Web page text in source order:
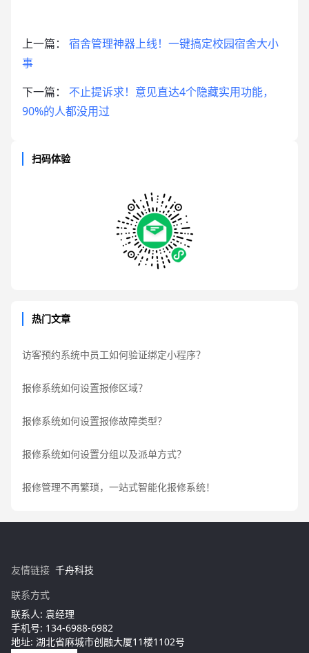
上一篇： 宿舍管理神器上线！一键搞定校园宿舍大小
事
下一篇： 不止提诉求！意见直达4个隐藏实用功能，
90%的人都没用过
扫码体验
热门文章
访客预约系统中员工如何验证绑定小程序？
报修系统如何设置报修区域？
报修系统如何设置报修故障类型？
报修系统如何设置分组以及派单方式？
报修管理不再繁琐，一站式智能化报修系统！
友情链接 千舟科技
联系方式
联系人: 袁经理
手机号: 134-6988-6982
地址: 湖北省麻城市创融大厦11楼1102号